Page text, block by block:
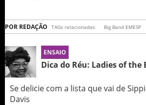
POR REDAÇÃO TAGs relacionadas Big Band EMESP
ENSAIO
Dica do Réu: Ladies of the
Se delicie com a lista que vai de
Davis